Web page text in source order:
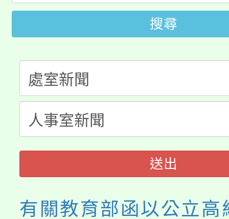
車」活動
桃園市115學年度學生
生本土語及新住民語歌
公告本校115學年度第
代理(課)教師甄選結果(
公告本校115學年度第
代理(課)教師甄選結果(
轉知中國文化大學推廣
《TA101》溝通分析基
程，歡迎學生輔導中心
心理、諮商輔導、社會
系所師生報名參加。
搜尋
送出
有關教育部函以公立高